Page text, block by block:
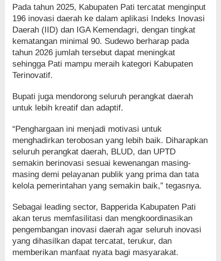
Pada tahun 2025, Kabupaten Pati tercatat menginput
196 inovasi daerah ke dalam aplikasi Indeks Inovasi
Daerah (IID) dan IGA Kemendagri, dengan tingkat
kematangan minimal 90. Sudewo berharap pada
tahun 2026 jumlah tersebut dapat meningkat
sehingga Pati mampu meraih kategori Kabupaten
Terinovatif.
Bupati juga mendorong seluruh perangkat daerah
untuk lebih kreatif dan adaptif.
“Penghargaan ini menjadi motivasi untuk
menghadirkan terobosan yang lebih baik. Diharapkan
seluruh perangkat daerah, BLUD, dan UPTD
semakin berinovasi sesuai kewenangan masing-
masing demi pelayanan publik yang prima dan tata
kelola pemerintahan yang semakin baik,” tegasnya.
Sebagai leading sector, Bapperida Kabupaten Pati
akan terus memfasilitasi dan mengkoordinasikan
pengembangan inovasi daerah agar seluruh inovasi
yang dihasilkan dapat tercatat, terukur, dan
memberikan manfaat nyata bagi masyarakat.